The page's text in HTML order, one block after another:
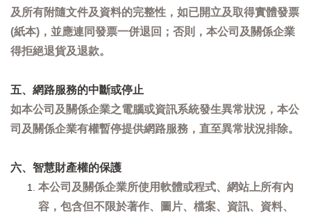
及所有附隨文件及資料的完整性，如已開立及取得實體發票
(紙本)，並應連同發票一併退回；否則，本公司及關係企業
得拒絕退貨及退款。
五、網路服務的中斷或停止
如本公司及關係企業之電腦或資訊系統發生異常狀況，本公
司及關係企業有權暫停提供網路服務，直至異常狀況排除。
六、智慧財產權的保護
本公司及關係企業所使用軟體或程式、網站上所有內
容，包含但不限於著作、圖片、檔案、資訊、資料、